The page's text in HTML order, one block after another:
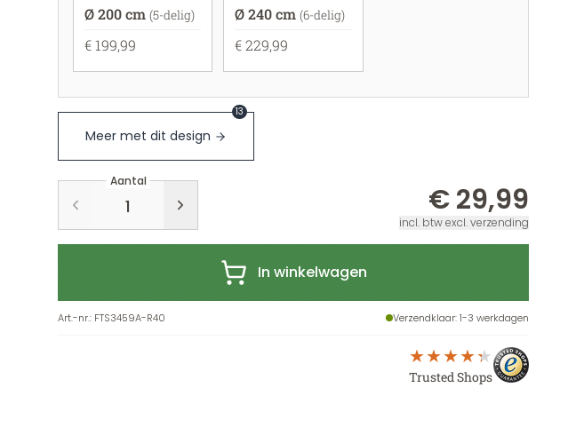
Ø 200 cm (5-delig)
€ 199,99
Ø 240 cm (6-delig)
€ 229,99
Meer met dit design
13
Aantal
€ 29,99
incl. btw excl. verzending
In winkelwagen
Art.-nr.: FTS3459A-R40 Verzendklaar: 1-3 werkdagen
Trusted Shops